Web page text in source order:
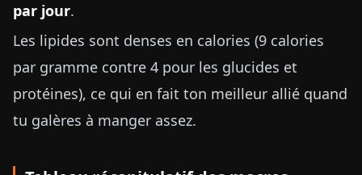
par jour.
Les lipides sont denses en calories (9 calories
par gramme contre 4 pour les glucides et
protéines), ce qui en fait ton meilleur allié quand
tu galères à manger assez.